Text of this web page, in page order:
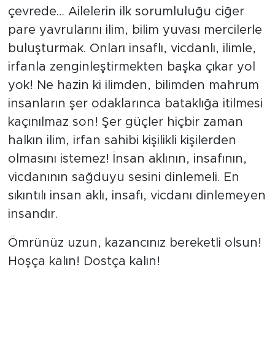
çevrede… Ailelerin ilk sorumluluğu ciğer
pare yavrularını ilim, bilim yuvası mercilerle
buluşturmak. Onları insaflı, vicdanlı, ilimle,
irfanla zenginleştirmekten başka çıkar yol
yok! Ne hazin ki ilimden, bilimden mahrum
insanların şer odaklarınca bataklığa itilmesi
kaçınılmaz son! Şer güçler hiçbir zaman
halkın ilim, irfan sahibi kişilikli kişilerden
olmasını istemez! İnsan aklının, insafının,
vicdanının sağduyu sesini dinlemeli. En
sıkıntılı insan aklı, insafı, vicdanı dinlemeyen
insandır.
Ömrünüz uzun, kazancınız bereketli olsun!
Hoşça kalın! Dostça kalın!